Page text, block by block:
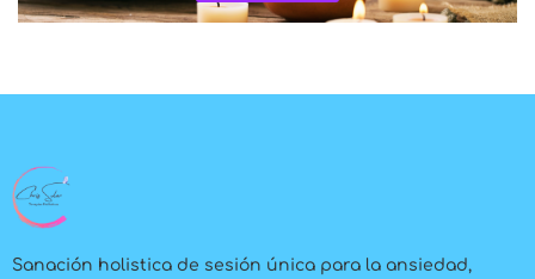
Sanación holistica de sesión única para la ansiedad,